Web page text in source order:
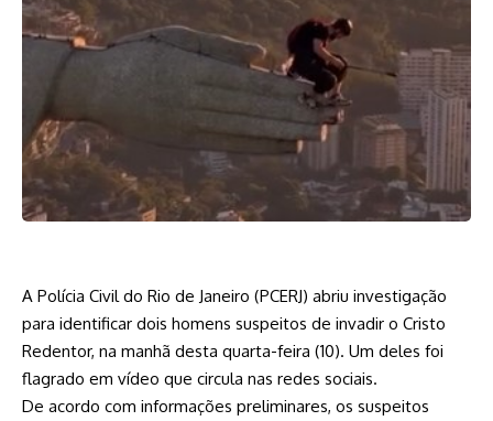
A Polícia Civil do Rio de Janeiro (PCERJ) abriu investigação
para identificar dois homens suspeitos de invadir o Cristo
Redentor, na manhã desta quarta-feira (10). Um deles foi
flagrado em vídeo que circula nas redes sociais.
De acordo com informações preliminares, os suspeitos